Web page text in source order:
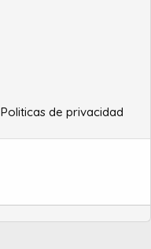
Politicas de privacidad